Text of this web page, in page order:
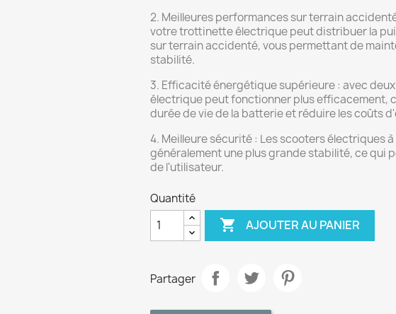
2. Meilleures performances sur terrain
votre trottinette électrique peut distribuer la
sur terrain accidenté, vous permettant de
stabilité.
3. Efficacité énergétique supérieure : avec
électrique peut fonctionner plus efficacement,
durée de vie de la batterie et réduire les coûts
4. Meilleure sécurité : Les scooters électriques
généralement une plus grande stabilité, ce qui
de l'utilisateur.
Quantité
 AJOUTER AU PANIER
Partager